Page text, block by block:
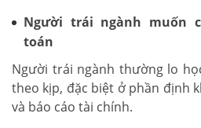
Người trái ngành muốn
toán
Người trái ngành thường lo
theo kịp, đặc biệt ở phần định
và báo cáo tài chính.